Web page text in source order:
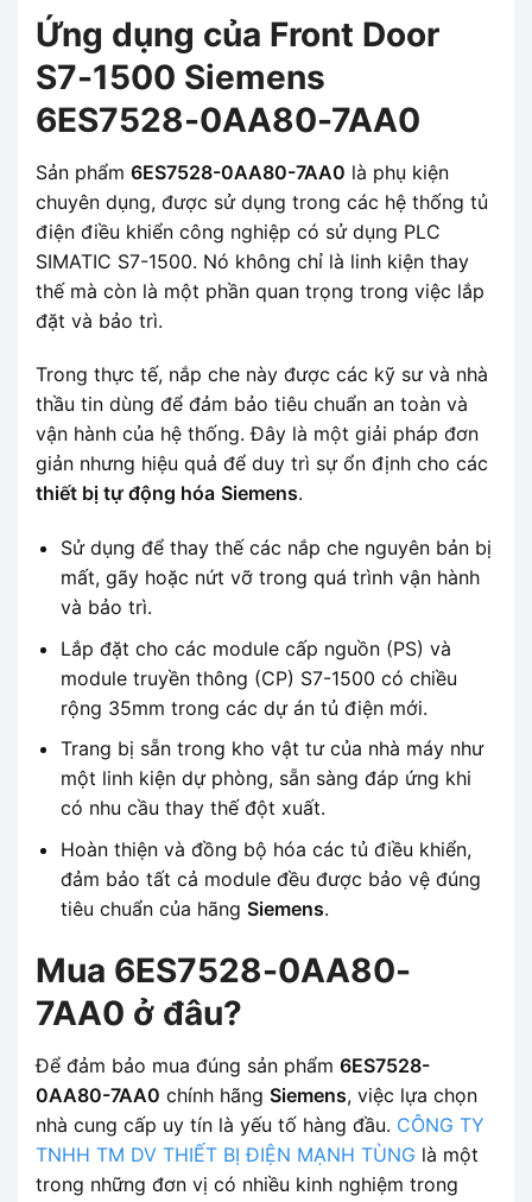
Ứng dụng của Front Door
S7-1500 Siemens
6ES7528-0AA80-7AA0
Sản phẩm 6ES7528-0AA80-7AA0 là phụ kiện
chuyên dụng, được sử dụng trong các hệ thống tủ
điện điều khiển công nghiệp có sử dụng PLC
SIMATIC S7-1500. Nó không chỉ là linh kiện thay
thế mà còn là một phần quan trọng trong việc lắp
đặt và bảo trì.
Trong thực tế, nắp che này được các kỹ sư và nhà
thầu tin dùng để đảm bảo tiêu chuẩn an toàn và
vận hành của hệ thống. Đây là một giải pháp đơn
giản nhưng hiệu quả để duy trì sự ổn định cho các
thiết bị tự động hóa Siemens.
Sử dụng để thay thế các nắp che nguyên bản bị
mất, gãy hoặc nứt vỡ trong quá trình vận hành
và bảo trì.
Lắp đặt cho các module cấp nguồn (PS) và
module truyền thông (CP) S7-1500 có chiều
rộng 35mm trong các dự án tủ điện mới.
Trang bị sẵn trong kho vật tư của nhà máy như
một linh kiện dự phòng, sẵn sàng đáp ứng khi
có nhu cầu thay thế đột xuất.
Hoàn thiện và đồng bộ hóa các tủ điều khiển,
đảm bảo tất cả module đều được bảo vệ đúng
tiêu chuẩn của hãng Siemens.
Mua 6ES7528-0AA80-
7AA0 ở đâu?
Để đảm bảo mua đúng sản phẩm 6ES7528-
0AA80-7AA0 chính hãng Siemens, việc lựa chọn
nhà cung cấp uy tín là yếu tố hàng đầu. CÔNG TY
TNHH TM DV THIẾT BỊ ĐIỆN MẠNH TÙNG là một
trong những đơn vị có nhiều kinh nghiệm trong